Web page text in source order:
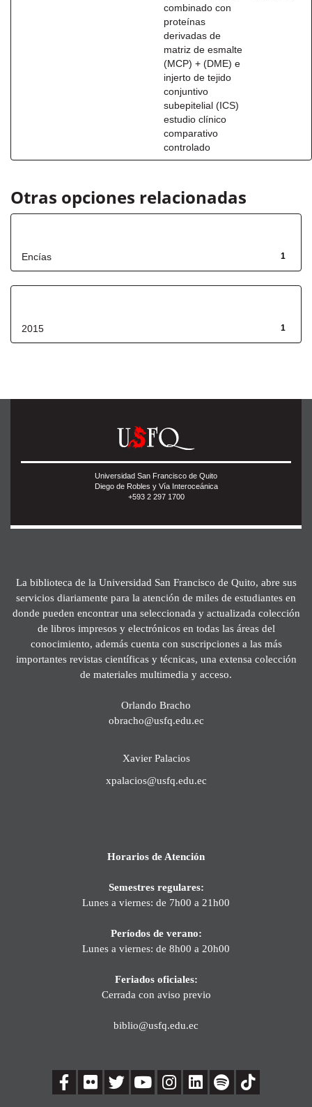
combinado con
proteínas
derivadas de
matriz de esmalte
(MCP) + (DME) e
injerto de tejido
conjuntivo
subepitelial (ICS)
estudio clínico
comparativo
controlado
Otras opciones relacionadas
1
Encías
1
2015
Universidad San Francisco de Quito
Diego de Robles y Vía Interoceánica
+593 2 297 1700
La biblioteca de la Universidad San Francisco de Quito, abre sus
servicios diariamente para la atención de miles de estudiantes en
donde pueden encontrar una seleccionada y actualizada colección
de libros impresos y electrónicos en todas las áreas del
conocimiento, además cuenta con suscripciones a las más
importantes revistas científicas y técnicas, una extensa colección
de materiales multimedia y acceso.
Orlando Bracho
obracho@usfq.edu.ec
Xavier Palacios
xpalacios@usfq.edu.ec
Horarios de Atención
Semestres regulares:
Lunes a viernes: de 7h00 a 21h00
Períodos de verano:
Lunes a viernes: de 8h00 a 20h00
Feriados oficiales:
Cerrada con aviso previo
biblio@usfq.edu.ec